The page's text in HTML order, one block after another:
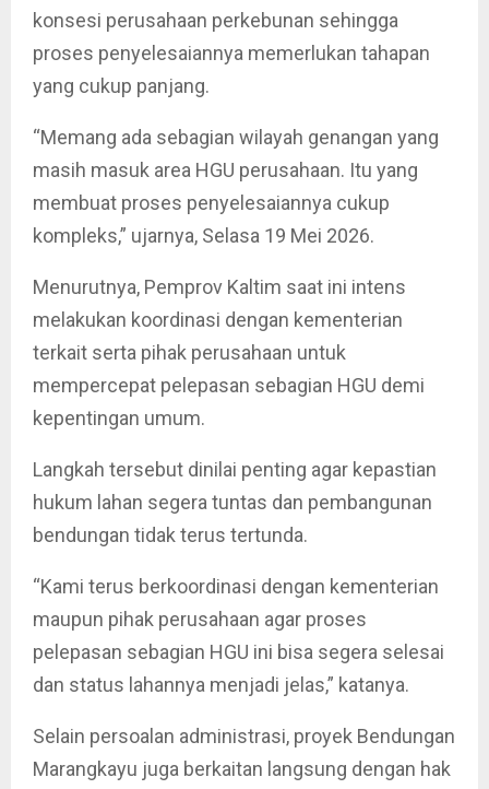
konsesi perusahaan perkebunan sehingga
proses penyelesaiannya memerlukan tahapan
yang cukup panjang.
“Memang ada sebagian wilayah genangan yang
masih masuk area HGU perusahaan. Itu yang
membuat proses penyelesaiannya cukup
kompleks,” ujarnya, Selasa 19 Mei 2026.
Menurutnya, Pemprov Kaltim saat ini intens
melakukan koordinasi dengan kementerian
terkait serta pihak perusahaan untuk
mempercepat pelepasan sebagian HGU demi
kepentingan umum.
Langkah tersebut dinilai penting agar kepastian
hukum lahan segera tuntas dan pembangunan
bendungan tidak terus tertunda.
“Kami terus berkoordinasi dengan kementerian
maupun pihak perusahaan agar proses
pelepasan sebagian HGU ini bisa segera selesai
dan status lahannya menjadi jelas,” katanya.
Selain persoalan administrasi, proyek Bendungan
Marangkayu juga berkaitan langsung dengan hak